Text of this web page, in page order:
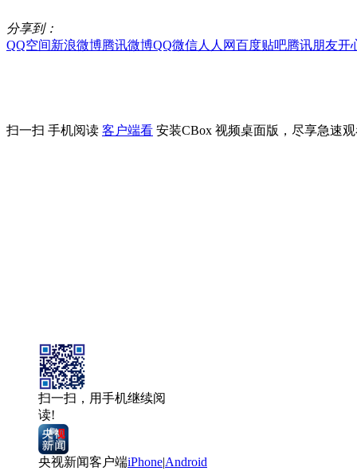
分享到：
QQ空间新浪微博腾讯微博QQ微信人人网百度贴吧腾讯朋友开
扫一扫 手机阅读 客户端看 安装CBox 视频桌面版，尽享急速
扫一扫，用手机继续阅
读!
央视新闻客户端iPhone|Android